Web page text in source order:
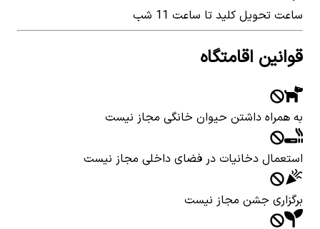
ساعت تحویل کلید تا ساعت 11 شب
قوانین اقامتگاه
به همراه داشتن حیوان خانگی مجاز نیست
استعمال دخانیات در فضای داخلی مجاز نیست
برگزاری جشن مجاز نیست